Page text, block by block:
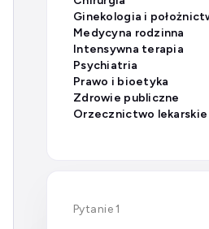
Ginekologia i
Medycyna rodzinna
Intensywna terapia
Psychiatria
Prawo i bioetyka
Zdrowie publiczne
Orzecznictwo lekarskie
Pytanie 1